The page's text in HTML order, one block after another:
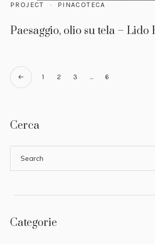
PROJECT PINACOTECA
Paesaggio, olio su tela –
1 2 3 … 6
Cerca
Categorie